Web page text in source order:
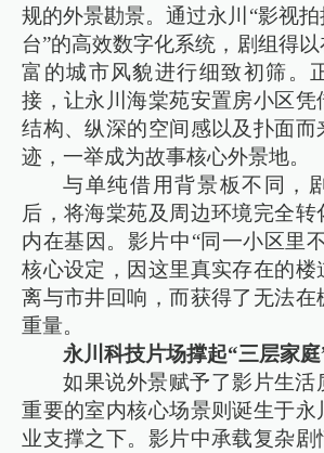
规的外景勘景。通过永川“影视
台”的高效数字化系统，剧组得
富的城市风貌进行细致初筛。
接，让永川海棠苑安置房小区凭
结构、纵深的空间感以及扑面而
迹，一举成为故事核心外景地。
与单纯借用背景板不同，
后，将海棠苑及周边环境完全转
内在基因。影片中“同一小区里
核心设定，因这里真实存在的楼
离与市井回响，而获得了无法在
重量。
永川科技片场撑起“三层家
如果说外景赋予了影片生活
重要的室内核心场景则诞生于永
业支撑之下。影片中承载复杂剧